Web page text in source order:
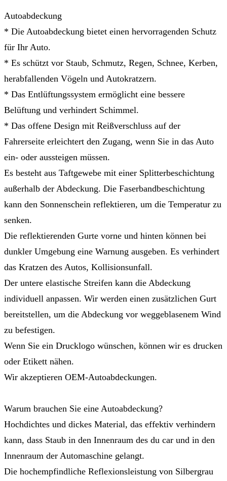
Autoabdeckung
* Die Autoabdeckung bietet einen hervorragenden Schutz
für Ihr Auto.
* Es schützt vor Staub, Schmutz, Regen, Schnee, Kerben,
herabfallenden Vögeln und Autokratzern.
* Das Entlüftungssystem ermöglicht eine bessere
Belüftung und verhindert Schimmel.
* Das offene Design mit Reißverschluss auf der
Fahrerseite erleichtert den Zugang, wenn Sie in das Auto
ein- oder aussteigen müssen.
Es besteht aus Taftgewebe mit einer Splitterbeschichtung
außerhalb der Abdeckung. Die Faserbandbeschichtung
kann den Sonnenschein reflektieren, um die Temperatur zu
senken.
Die reflektierenden Gurte vorne und hinten können bei
dunkler Umgebung eine Warnung ausgeben. Es verhindert
das Kratzen des Autos, Kollisionsunfall.
Der untere elastische Streifen kann die Abdeckung
individuell anpassen. Wir werden einen zusätzlichen Gurt
bereitstellen, um die Abdeckung vor weggeblasenem Wind
zu befestigen.
Wenn Sie ein Drucklogo wünschen, können wir es drucken
oder Etikett nähen.
Wir akzeptieren OEM-Autoabdeckungen.
Warum brauchen Sie eine Autoabdeckung?
Hochdichtes und dickes Material, das effektiv verhindern
kann, dass Staub in den Innenraum des du car und in den
Innenraum der Automaschine gelangt.
Die hochempfindliche Reflexionsleistung von Silbergrau